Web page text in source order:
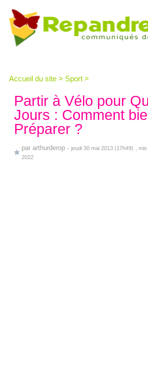
Accueil du site > Sport >
Partir à Vélo pour
Jours : Comment
Préparer ?
par arthurderop - jeudi 30 mai 2013 (17h49)
,
2022